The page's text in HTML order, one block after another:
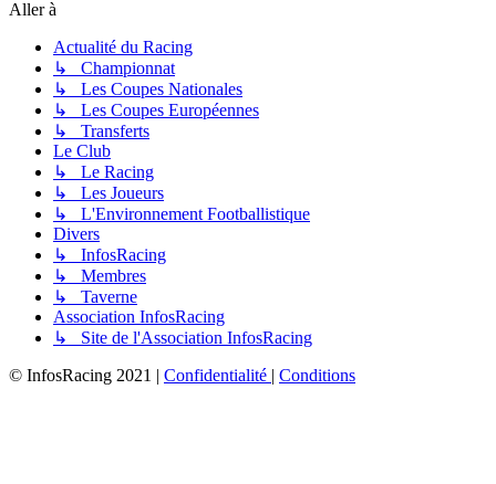
Aller à
Actualité du Racing
↳ Championnat
↳ Les Coupes Nationales
↳ Les Coupes Européennes
↳ Transferts
Le Club
↳ Le Racing
↳ Les Joueurs
↳ L'Environnement Footballistique
Divers
↳ InfosRacing
↳ Membres
↳ Taverne
Association InfosRacing
↳ Site de l'Association InfosRacing
© InfosRacing 2021
Confidentialité Conditions